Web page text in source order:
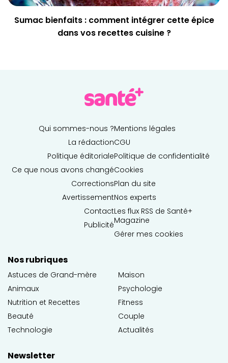
Sumac bienfaits : comment intégrer cette épice
dans vos recettes cuisine ?
Qui sommes-nous ?
La rédaction
Politique éditoriale
Ce que nous avons changé
Corrections
Avertissement
Contact
Publicité
Mentions légales
CGU
Politique de confidentialité
Cookies
Plan du site
Nos experts
Les flux RSS de Santé+
Magazine
Gérer mes cookies
Nos rubriques
Astuces de Grand-mère
Animaux
Nutrition et Recettes
Beauté
Technologie
Maison
Psychologie
Fitness
Couple
Actualités
Newsletter